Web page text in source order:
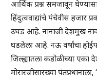
आर्थिक प्रश्न समजावून
हिंदुत्ववाद्यांचे पंचेवीस हजार
उघड आहे. नानाजी देशमुख
घडलेला आहे. नऊ वर्षांचा
जिल्ह्यातला कडोळीच्या
मोरारजीसारख्या